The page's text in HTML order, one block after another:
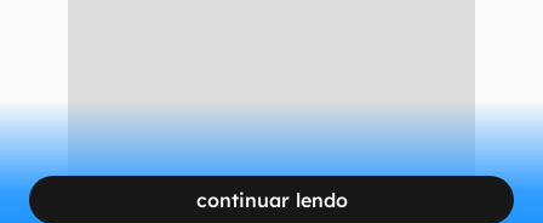
continuar lendo